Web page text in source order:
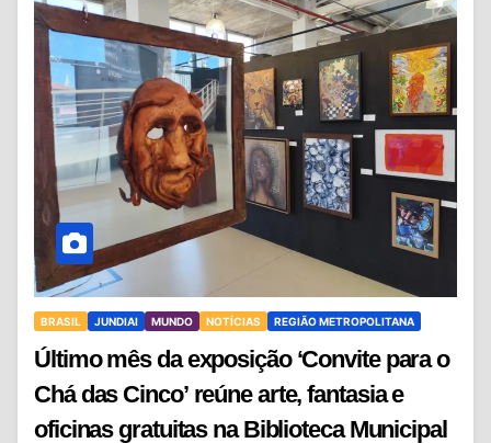
BRASIL JUNDIAI MUNDO NOTÍCIAS REGIÃO METROPOLITANA
Último mês da exposição ‘Convite para o
Chá das Cinco’ reúne arte, fantasia e
oficinas gratuitas na Biblioteca Municipal